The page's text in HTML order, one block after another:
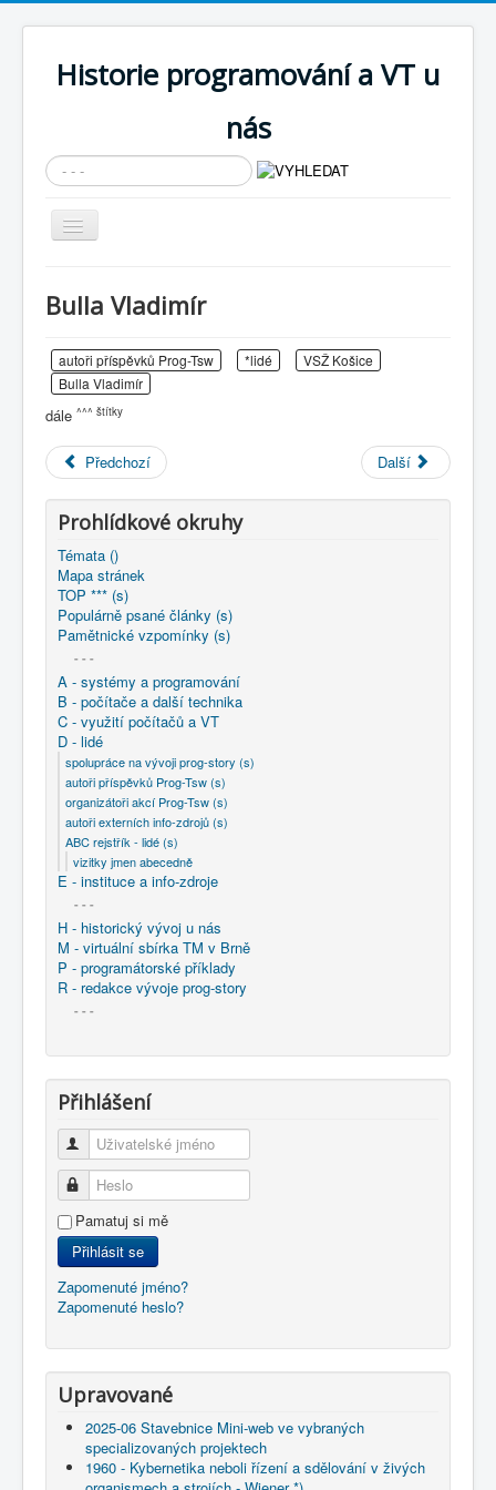
Historie programování a VT u
nás
Vyhledávání...
Přepnout
navigaci
Cíle expozice
PRŮVODCE EXPOZICÍ
Současnost SW a IT
Historické počítače
COBOL
Úvod
vizitky jmen abecedně
Bulla Vladimír
autoři příspěvků Prog-Tsw *lidé
VSŽ Košice
Bulla Vladimír
dále ^^^ štítky
Předchozí Další
Prohlídkové okruhy
Témata ()
Mapa stránek
TOP *** (s)
Populárně psané články (s)
Pamětnické vzpomínky (s)
- - -
A - systémy a programování
B - počítače a další technika
C - využití počítačů a VT
D - lidé
spolupráce na vývoji prog-story (s)
autoři příspěvků Prog-Tsw (s)
organizátoři akcí Prog-Tsw (s)
autoři externích info-zdrojů (s)
ABC rejstřík - lidé (s)
vizitky jmen abecedně
E - instituce a info-zdroje
- - -
H - historický vývoj u nás
M - virtuální sbírka TM v Brně
P - programátorské příklady
R - redakce vývoje prog-story
- - -
Přihlášení
Uživatelské jméno
Heslo
Pamatuj si mě
Přihlásit se
Zapomenuté jméno?
Zapomenuté heslo?
Upravované
2025-06 Stavebnice Mini-web ve vybraných
specializovaných projektech
1960 - Kybernetika neboli řízení a sdělování v živých